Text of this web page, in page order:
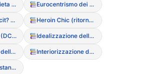
Cultura della dieta (Diet Culture) Eurocentrismo dei canoni estetici
Glow-up (tossicit? della trasformazione fisica rapida) Heroin Chic (ritorno dei trend estetici anni ’90)
Intersezioneit? (DCA in contesti diversi) Idealizzazione della magrezza
Idealizzazione della magrezza (Media) Interiorizzazione dello stigma di peso
Introiezione di standard estetici